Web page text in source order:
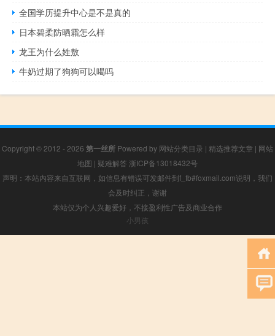
全国学历提升中心是不是真的
日本碧柔防晒霜怎么样
龙王为什么姓敖
牛奶过期了狗狗可以喝吗
Copyright © 2012 - 2026 第一丝所 Powered by 网站分类目录 | 精选推荐文章 | 网站
地图 | 疑难解答 浙ICP备13018432号
声明：本站内容来自互联网，如信息有错误可发邮件到f_fb#foxmail.com说明，我们
会及时纠正，谢谢
本站仅为个人兴趣爱好，不接盈利性广告及商业合作
小男孩